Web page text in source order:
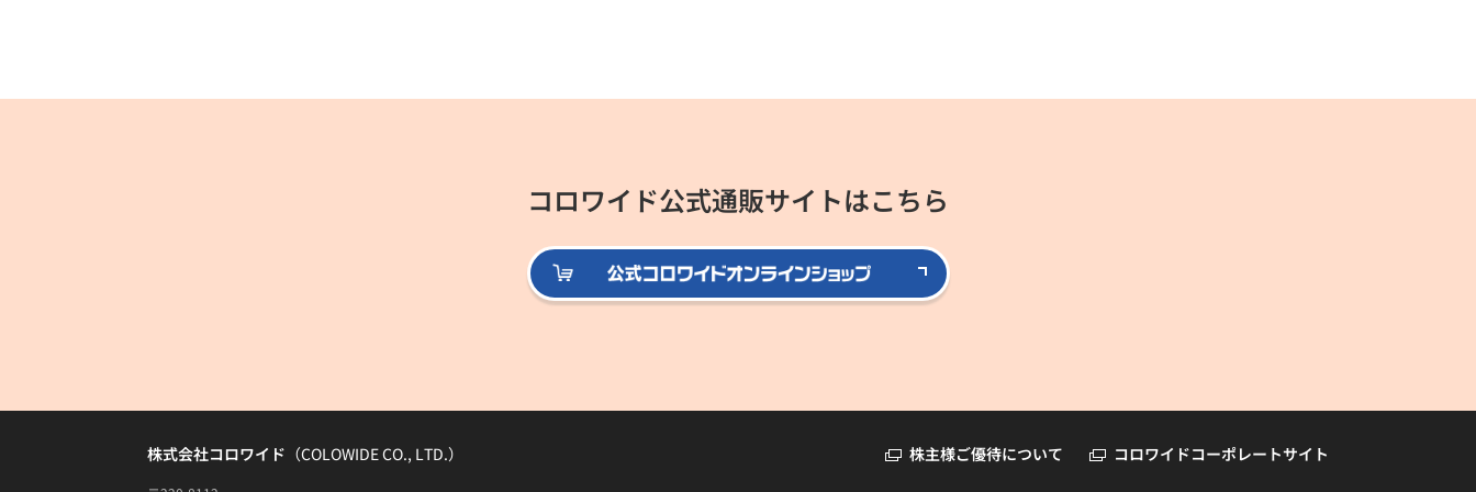
コロワイド公式通販サイトはこちら
公式コロワイドオンラインショップ
株主様ご優待について コロワイドコーポレートサイト
株式会社コロワイド （COLOWIDE CO., LTD.）